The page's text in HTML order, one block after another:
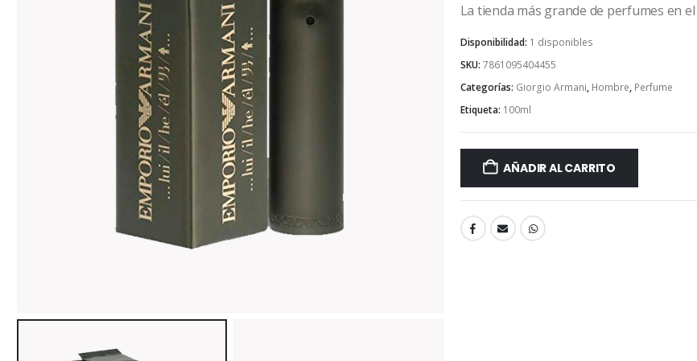
La tienda más grande de perfumes en
Disponibilidad: 1 disponibles
SKU: 7861095404455
Categorías: Giorgio Armani, Hombre, Perfume
Etiqueta: 100ml
AÑADIR AL CARRITO